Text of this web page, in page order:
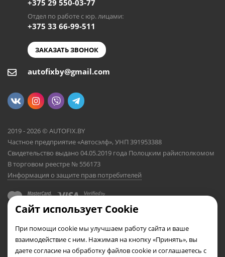
+375 29 550-03-77
Отдел по работе с юр. лицами:
+375 33 66-99-511
ЗАКАЗАТЬ ЗВОНОК
autofixby@gmail.com
2019 - 2026 © AUTOFIX.BY
Частное предприятие «Автосэлф», УНП 391953388
Свидетельство выдано 04.05.2019 года Полоцким райисполкомом
В торговом реестре № 556173
Информация о защите прав потребителей
Сайт использует Cookie
При помощи cookie мы улучшаем работу сайта и ваше
взаимодействие с ним. Нажимая на кнопку «Принять», вы
даете согласие на обработку файлов cookie и соглашаетесь с